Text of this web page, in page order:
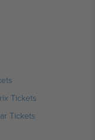
Tickets
Tickets